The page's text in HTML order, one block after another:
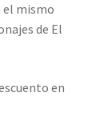
el mismo
de El
en